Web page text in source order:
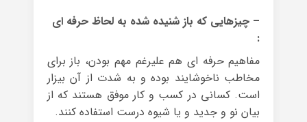
– چیزهایی که باز شنیده شده به لحاظ حرفه ای
:
مفاهیم حرفه ای هم علیرغم مهم بودن، باز برای
مخاطب ناخوشایند بوده و به شدت از آن بیزار
است. کسانی در کسب و کار موفق هستند که از
بیان نو و جدید و یا شیوه درست استفاده کنند.